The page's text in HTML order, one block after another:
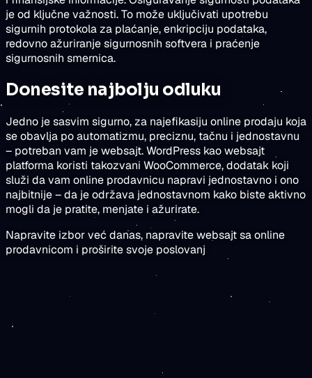
je od ključne važnosti. To može uključivati upotrebu
sigurnih protokola za plaćanje, enkripciju podataka,
redovno ažuriranje sigurnosnih softvera i praćenje
sigurnosnih smernica.
Donesite najbolju odluku
Jedno je sasvim sigurno, za najefikasiju online prodaju koja
se obavlja po automatizmu, preciznu, tačnu i jednostavnu
– potreban vam je websajt. WordPress kao websajt
platforma koristi takozvani WooCommerce, dodatak koji
služi da vam online prodavnicu napravi jednostavno i ono
najbitnije – da je održava jednostavnom kako biste aktivno
mogli da je pratite, menjate i ažurirate.
Napravite izbor već danas, napravite websajt sa online
prodavnicom i proširite svoje poslovanj